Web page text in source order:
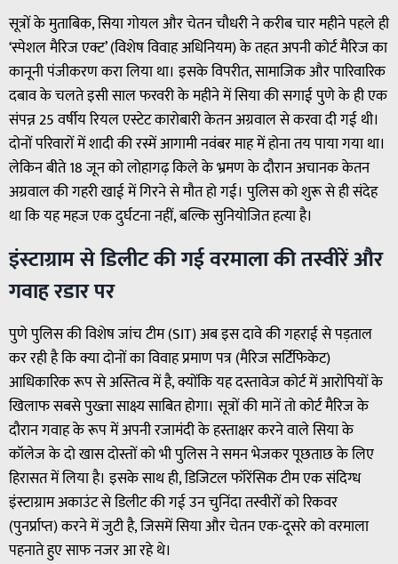
सूत्रों के मुताबिक, सिया गोयल और चेतन चौधरी ने करीब चार महीने पहले ही
‘स्पेशल मैरिज एक्ट’ (विशेष विवाह अधिनियम) के तहत अपनी कोर्ट मैरिज का
कानूनी पंजीकरण करा लिया था। इसके विपरीत, सामाजिक और पारिवारिक
दबाव के चलते इसी साल फरवरी के महीने में सिया की सगाई पुणे के ही एक
संपन्न 25 वर्षीय रियल एस्टेट कारोबारी केतन अग्रवाल से करवा दी गई थी।
दोनों परिवारों में शादी की रस्में आगामी नवंबर माह में होना तय पाया गया था।
लेकिन बीते 18 जून को लोहागढ़ किले के भ्रमण के दौरान अचानक केतन
अग्रवाल की गहरी खाई में गिरने से मौत हो गई। पुलिस को शुरू से ही संदेह
था कि यह महज एक दुर्घटना नहीं, बल्कि सुनियोजित हत्या है।
इंस्टाग्राम से डिलीट की गई वरमाला की तस्वीरें और
गवाह रडार पर
पुणे पुलिस की विशेष जांच टीम (SIT) अब इस दावे की गहराई से पड़ताल
कर रही है कि क्या दोनों का विवाह प्रमाण पत्र (मैरिज सर्टिफिकेट)
आधिकारिक रूप से अस्तित्व में है, क्योंकि यह दस्तावेज कोर्ट में आरोपियों के
खिलाफ सबसे पुख्ता साक्ष्य साबित होगा। सूत्रों की मानें तो कोर्ट मैरिज के
दौरान गवाह के रूप में अपनी रजामंदी के हस्ताक्षर करने वाले सिया के
कॉलेज के दो खास दोस्तों को भी पुलिस ने समन भेजकर पूछताछ के लिए
हिरासत में लिया है। इसके साथ ही, डिजिटल फॉरेंसिक टीम एक संदिग्ध
इंस्टाग्राम अकाउंट से डिलीट की गई उन चुनिंदा तस्वीरों को रिकवर
(पुनर्प्राप्त) करने में जुटी है, जिसमें सिया और चेतन एक-दूसरे को वरमाला
पहनाते हुए साफ नजर आ रहे थे।